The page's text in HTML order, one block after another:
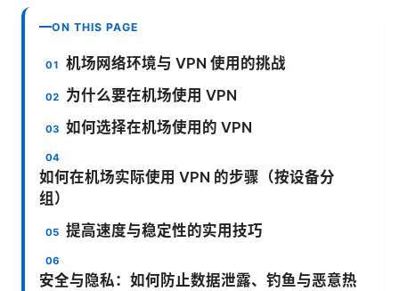
ON THIS PAGE
机场网络环境与 VPN 使用的挑战
为什么要在机场使用 VPN
如何选择在机场使用的 VPN
如何在机场实际使用 VPN 的步骤（按设备分
组）
提高速度与稳定性的实用技巧
安全与隐私：如何防止数据泄露、钓鱼与恶意热